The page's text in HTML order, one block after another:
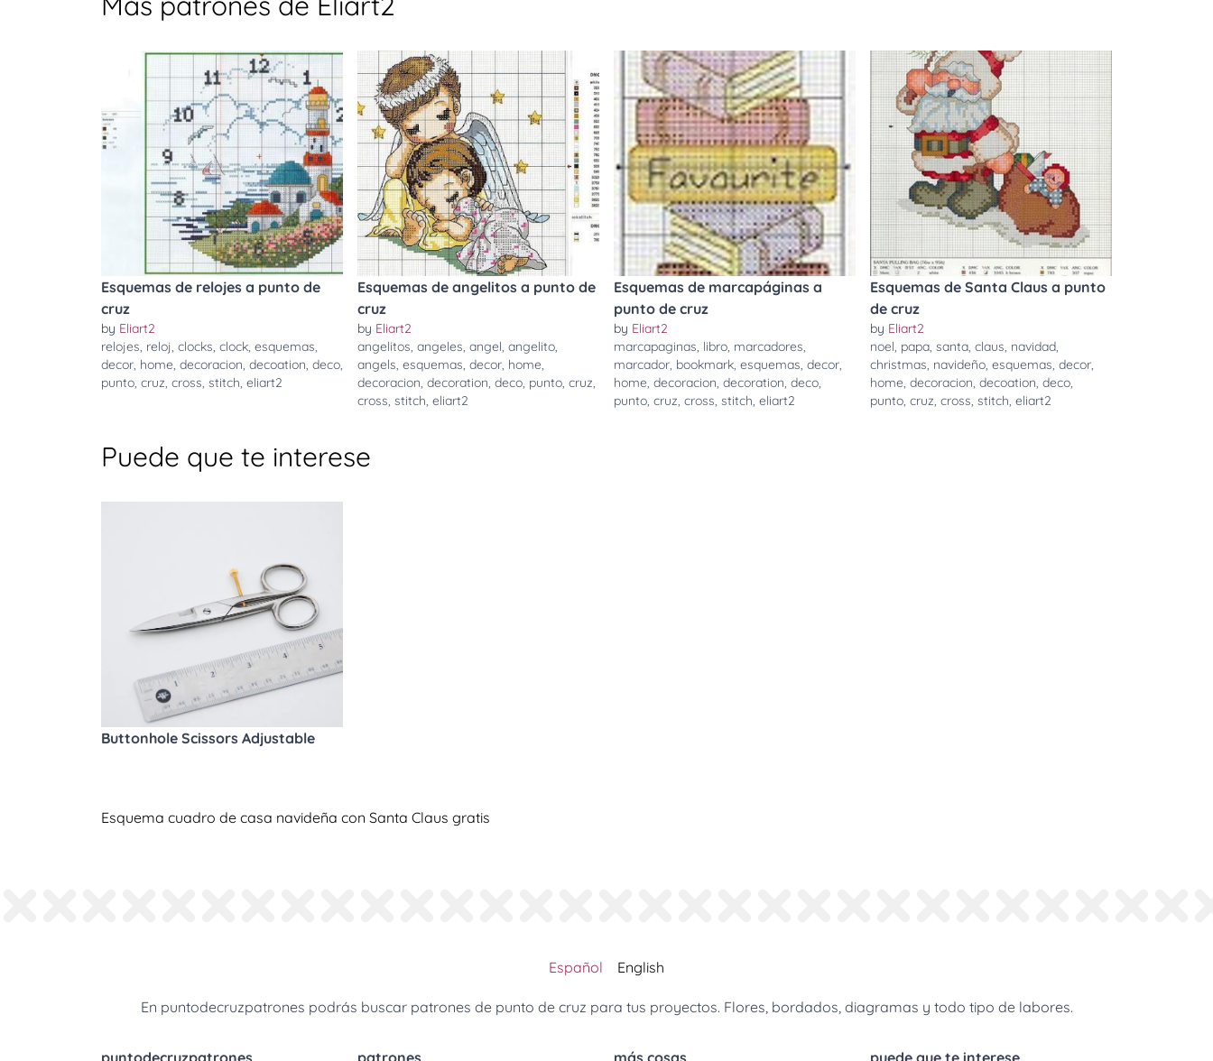
Esquemas de relojes a punto de
cruz
by Eliart2
relojes, reloj, clocks, clock, esquemas,
decor, home, decoracion, decoation, deco,
punto, cruz, cross, stitch, eliart2
Esquemas de angelitos a punto de
cruz
by Eliart2
angelitos, angeles, angel, angelito,
angels, esquemas, decor, home,
decoracion, decoration, deco, punto, cruz,
cross, stitch, eliart2
Esquemas de marcapáginas a
punto de cruz
by Eliart2
marcapaginas, libro, marcadores,
marcador, bookmark, esquemas, decor,
home, decoracion, decoration, deco,
punto, cruz, cross, stitch, eliart2
Esquemas de Santa Claus a punto
de cruz
by Eliart2
noel, papa, santa, claus, navidad,
christmas, navideño, esquemas, decor,
home, decoracion, decoation, deco,
punto, cruz, cross, stitch, eliart2
Puede que te interese
Buttonhole Scissors Adjustable
Esquema cuadro de casa navideña con Santa Claus gratis
Español English
En puntodecruzpatrones podrás buscar patrones de punto de cruz para tus proyectos. Flores, bordados, diagramas y todo tipo de labores.
puntodecruzpatrones patrones más cosas puede que te interese